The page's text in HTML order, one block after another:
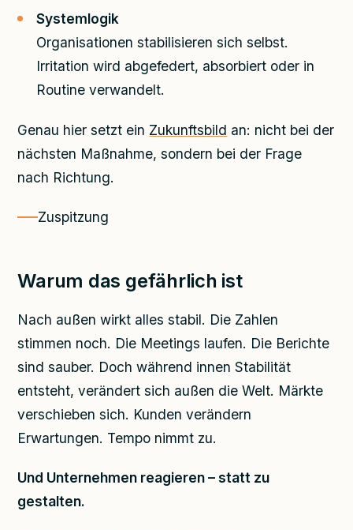
Systemlogik
Organisationen stabilisieren sich selbst.
Irritation wird abgefedert, absorbiert oder in
Routine verwandelt.
Genau hier setzt ein Zukunftsbild an: nicht bei der
nächsten Maßnahme, sondern bei der Frage
nach Richtung.
Zuspitzung
Warum das gefährlich ist
Nach außen wirkt alles stabil. Die Zahlen
stimmen noch. Die Meetings laufen. Die Berichte
sind sauber. Doch während innen Stabilität
entsteht, verändert sich außen die Welt. Märkte
verschieben sich. Kunden verändern
Erwartungen. Tempo nimmt zu.
Und Unternehmen reagieren – statt zu
gestalten.